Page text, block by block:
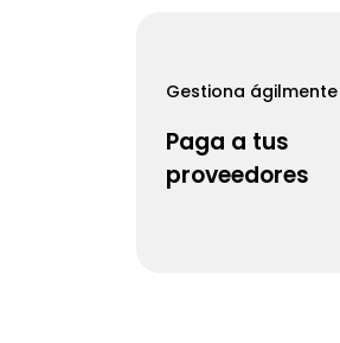
Gestiona ágilmente
Paga a tus
proveedores